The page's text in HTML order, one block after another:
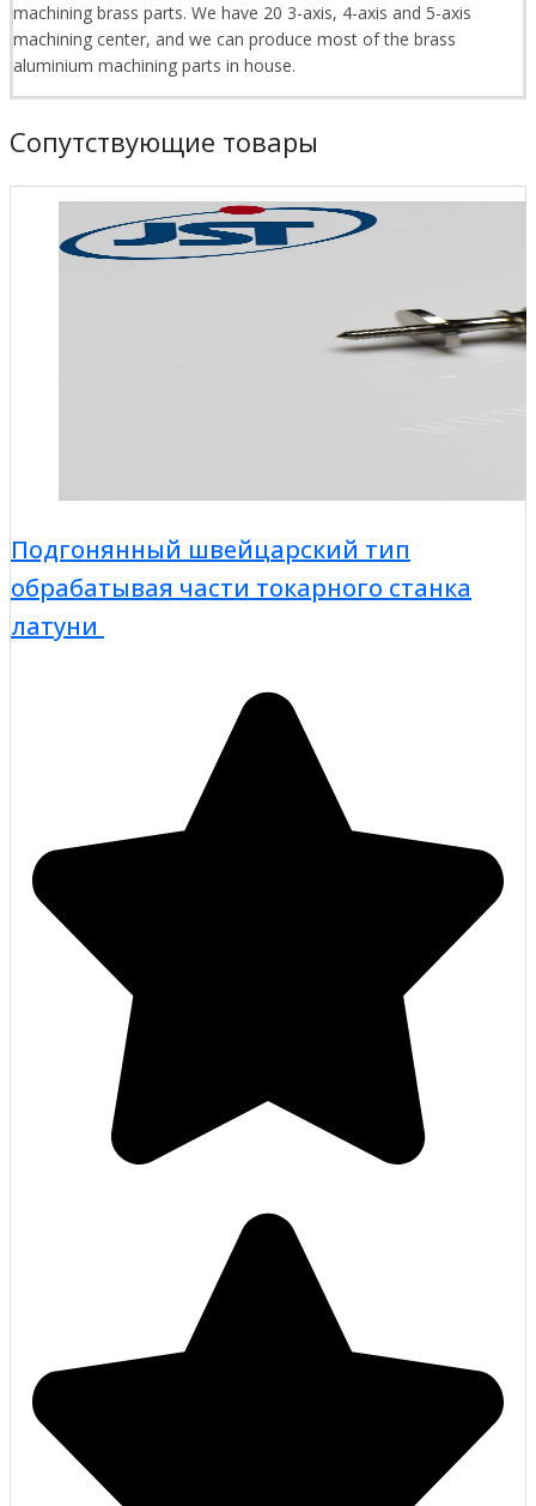
machining brass parts. We have 20 3-axis, 4-axis and 5-axis
machining center, and we can produce most of the brass
aluminium machining parts in house.
Сопутствующие товары
Подгонянный швейцарский тип
обрабатывая части токарного станка
латуни